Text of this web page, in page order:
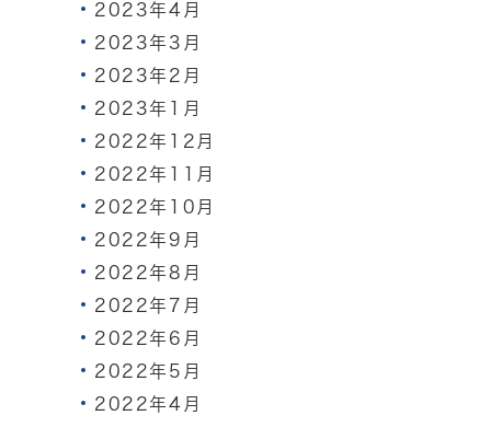
2023年4月
2023年3月
2023年2月
2023年1月
2022年12月
2022年11月
2022年10月
2022年9月
2022年8月
2022年7月
2022年6月
2022年5月
2022年4月